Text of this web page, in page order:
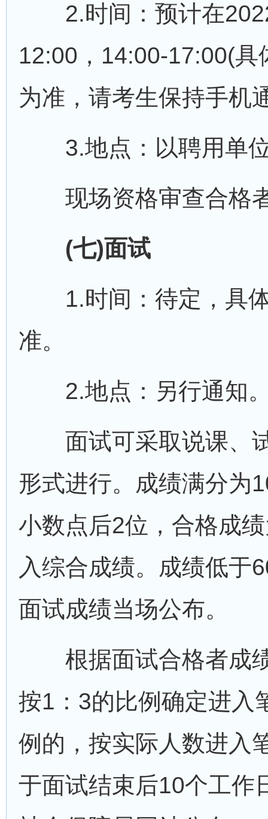
2.时间：预计在
12:00，14:00-17:00(
为准，请考生保持手机
3.地点：以聘用单位
现场资格审查合格
(七)面试
1.时间：待定，具体
准。
2.地点：另行通知
面试可采取说课、试
形式进行。成绩满分为
小数点后2位，合格成
入综合成绩。成绩低于
面试成绩当场公布。
根据面试合格者成绩
按1：3的比例确定进入
例的，按实际人数进入
于面试结束后10个工作